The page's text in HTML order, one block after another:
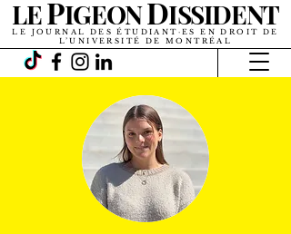
LEPIGEONDISSIDENT
LE JOURNAL DES ÉTUDIANT·ES EN DROIT DE
L’UNIVERSITÉ DE MONTRÉAL